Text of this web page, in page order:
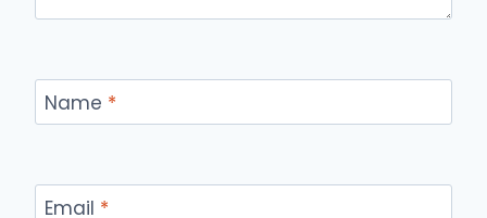
Name *
Email *